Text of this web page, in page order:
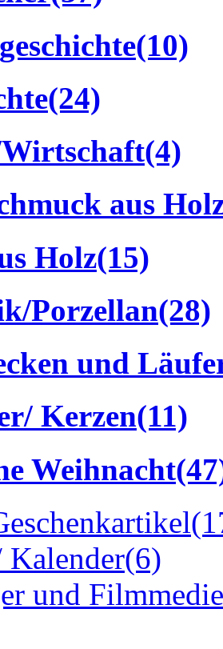
(10)
(24)
(4)
aus
Holz(15)
Porzellan(28)
und
Kerzen(11)
Weihnacht
Kalender(6)
und